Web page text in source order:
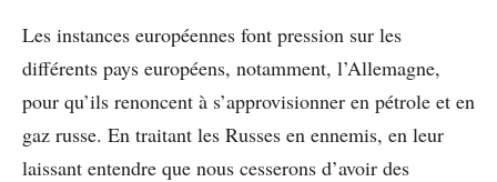
Les instances européennes font pression sur les
différents pays européens, notamment, l’Allemagne,
pour qu’ils renoncent à s’approvisionner en pétrole et en
gaz russe. En traitant les Russes en ennemis, en leur
laissant entendre que nous cesserons d’avoir des